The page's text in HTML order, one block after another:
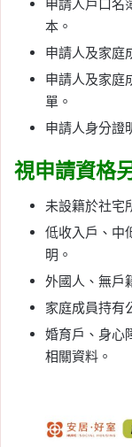
申請人戶口名
本。
申請人及家庭
申請人及家庭
單。
申請人身分證
視申請資格
未設籍於社宅
低收入戶、中
明。
外國人、無戶
家庭成員持有
婚育戶、身心
相關資料。